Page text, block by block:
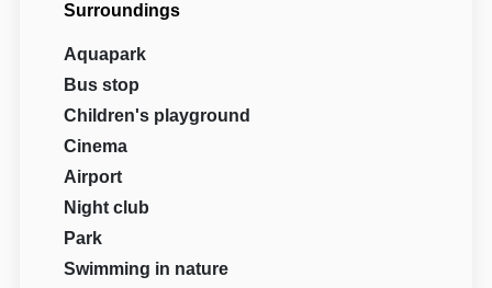
Surroundings
Aquapark
Bus stop
Children's playground
Cinema
Airport
Night club
Park
Swimming in nature